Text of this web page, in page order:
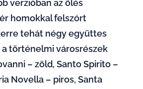
verzióban az ölés
homokkal felszórt
tehát négy együttes
a történelmi városrészek
– zöld, Santo Spirito –
Novella – piros, Santa